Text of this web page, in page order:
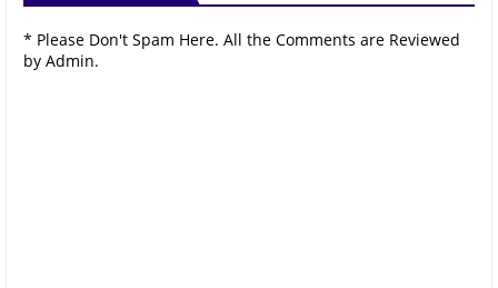
* Please Don't Spam Here. All the Comments are Reviewed
by Admin.